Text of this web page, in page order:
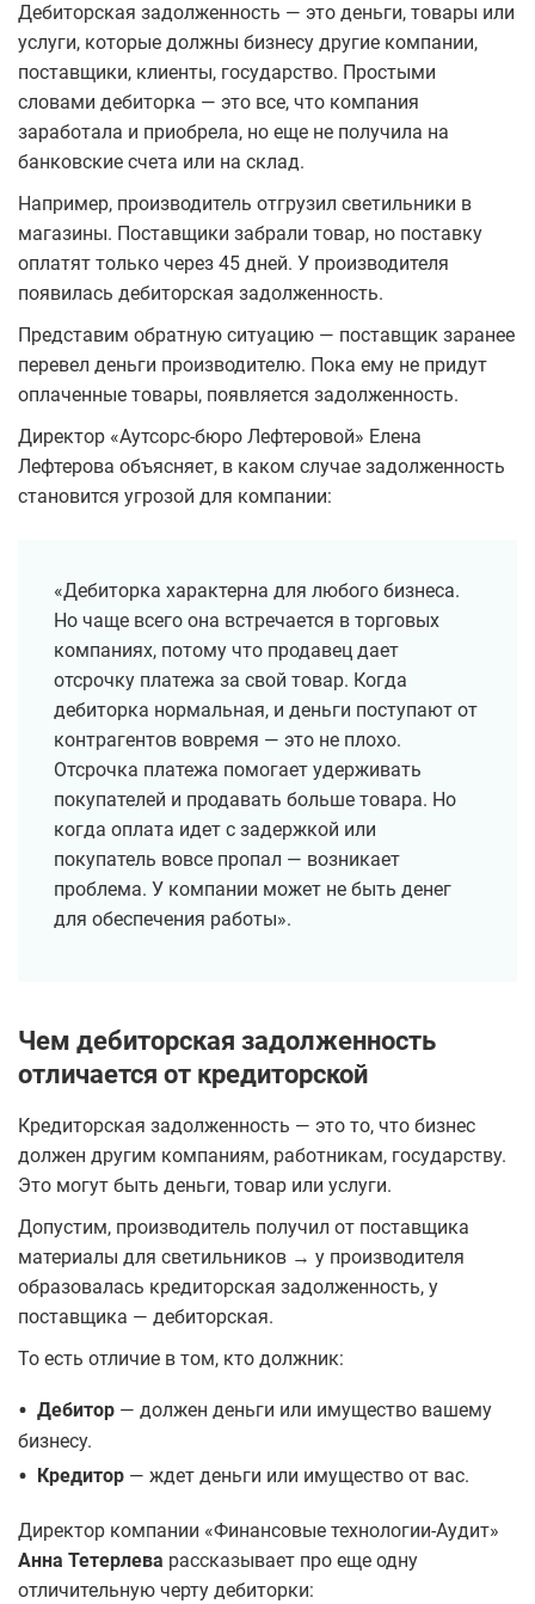
Дебиторская задолженность — это деньги, товары или
услуги, которые должны бизнесу другие компании,
поставщики, клиенты, государство. Простыми
словами дебиторка — это все, что компания
заработала и приобрела, но еще не получила на
банковские счета или на склад.
Например, производитель отгрузил светильники в
магазины. Поставщики забрали товар, но поставку
оплатят только через 45 дней. У производителя
появилась дебиторская задолженность.
Представим обратную ситуацию — поставщик заранее
перевел деньги производителю. Пока ему не придут
оплаченные товары, появляется задолженность.
Директор «Аутсорс-бюро Лефтеровой» Елена
Лефтерова объясняет, в каком случае задолженность
становится угрозой для компании:
«Дебиторка характерна для любого бизнеса.
Но чаще всего она встречается в торговых
компаниях, потому что продавец дает
отсрочку платежа за свой товар. Когда
дебиторка нормальная, и деньги поступают от
контрагентов вовремя — это не плохо.
Отсрочка платежа помогает удерживать
покупателей и продавать больше товара. Но
когда оплата идет с задержкой или
покупатель вовсе пропал — возникает
проблема. У компании может не быть денег
для обеспечения работы».
Чем дебиторская задолженность
отличается от кредиторской
Кредиторская задолженность — это то, что бизнес
должен другим компаниям, работникам, государству.
Это могут быть деньги, товар или услуги.
Допустим, производитель получил от поставщика
материалы для светильников → у производителя
образовалась кредиторская задолженность, у
поставщика — дебиторская.
То есть отличие в том, кто должник:
• Дебитор — должен деньги или имущество вашему
бизнесу.
• Кредитор — ждет деньги или имущество от вас.
Директор компании «Финансовые технологии-Аудит»
Анна Тетерлева рассказывает про еще одну
отличительную черту дебиторки: